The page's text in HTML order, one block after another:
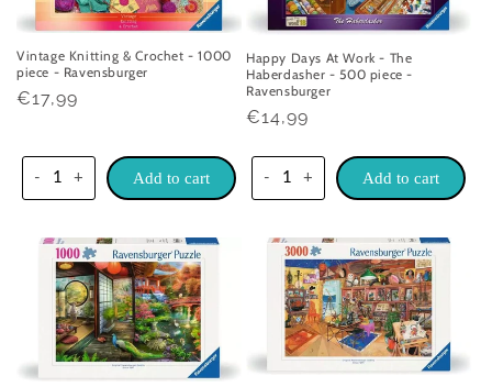
Vintage Knitting & Crochet - 1000
piece - Ravensburger
Praghas
€17,99
- + Add to cart
Happy Days At Work - The
Haberdasher - 500 piece -
Ravensburger
Praghas
€14,99
- + Add to cart